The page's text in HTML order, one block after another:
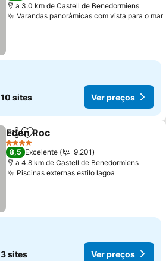
a 3.0 km de Castell de Benedormiens
Varandas panorâmicas com vista para o mar
10 sites Ver preços
PartilharAdicionar aos favoritos
Eden Roc
4 Estrelas
8,5 Excelente
9.201
a 4.8 km de Castell de Benedormiens
Piscinas externas estilo lagoa
3 sites Ver preços